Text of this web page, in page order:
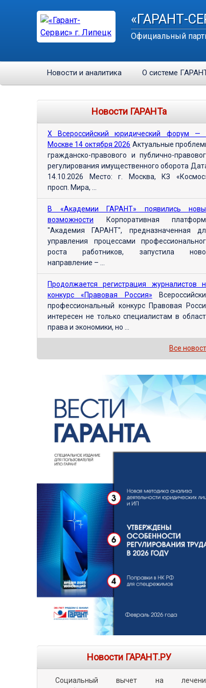
«ГАРАНТ-
Официальный
Новости и аналитика О системе
Новости ГАРАНТа
Х Всероссийский юридический форум —
Москве 14 октября 2026 Актуальные
гражданско-правового и публично-
регулирования имущественного оборота
14.10.2026 Место: г. Москва, КЗ
просп. Мира, ...
В «Академии ГАРАНТ» появились
возможности Корпоративная
"Академия ГАРАНТ", предназначенная
управления процессами
роста работников, запустила
направление – ...
Продолжается регистрация журналистов
конкурс «Правовая Россия»
профессиональный конкурс Правовая
интересен не только специалистам в
права и экономики, но ...
Все
Новости ГАРАНТ.РУ
Социальный вычет на